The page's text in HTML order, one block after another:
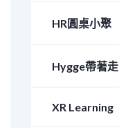
HR圓桌小聚
Hygge帶著走
XR Learning